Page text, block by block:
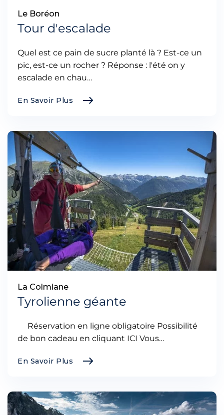
Le Boréon
Tour d'escalade
Quel est ce pain de sucre planté là ? Est-ce un
pic, est-ce un rocher ? Réponse : l'été on y
escalade en chau…
En Savoir Plus
La Colmiane
Tyrolienne géante
Réservation en ligne obligatoire Possibilité
de bon cadeau en cliquant ICI Vous…
En Savoir Plus